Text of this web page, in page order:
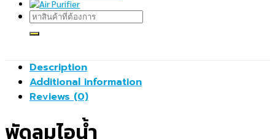
Search
for:
Description
Additional information
Reviews (0)
พัดลมไอน้ำ